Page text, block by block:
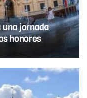
jornada
honores